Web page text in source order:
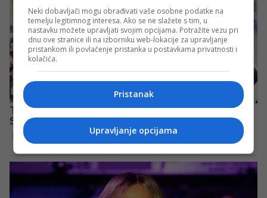
Neki dobavljači mogu obrađivati vaše osobne podatke na
temelju legitimnog interesa. Ako se ne slažete s tim, u
nastavku možete upravljati svojim opcijama. Potražite vezu pri
dnu ove stranice ili na izborniku web-lokacije za upravljanje
pristankom ili povlačenje pristanka u postavkama privatnosti i
kolačića.
Pristanak
Upravljanje opcijama